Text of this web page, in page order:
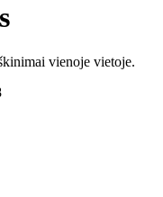
vienoje vietoje.